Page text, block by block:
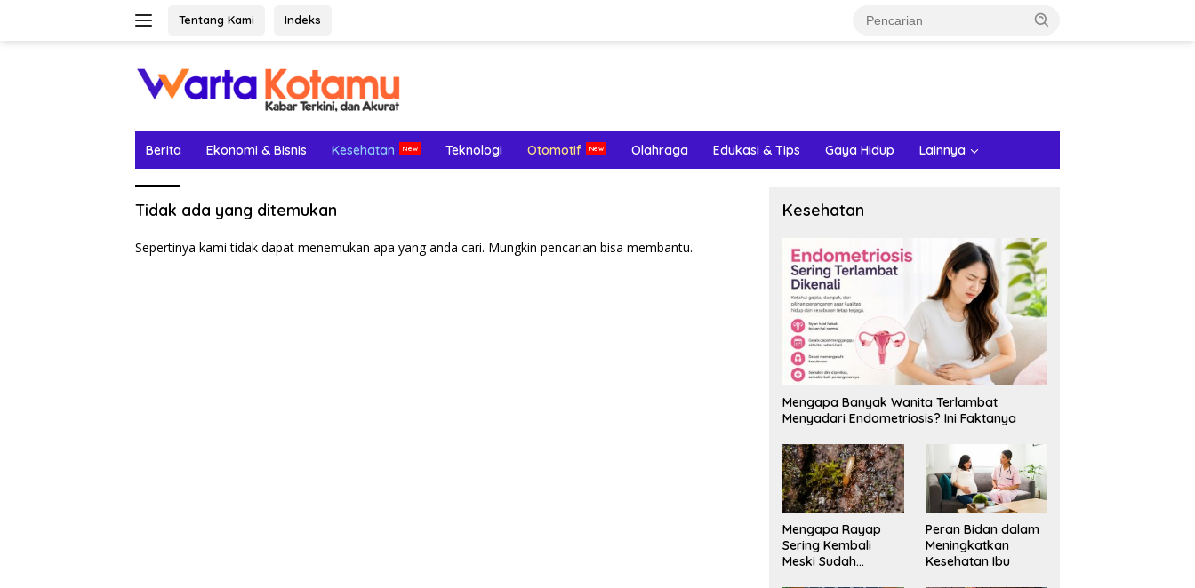
Tentang Kami Indeks
Berita Ekonomi & Bisnis Kesehatan Teknologi Otomotif Olahraga Edukasi & Tips Gaya Hidup Lainnya
Tidak ada yang ditemukan
Sepertinya kami tidak dapat menemukan apa yang anda cari. Mungkin pencarian bisa membantu.
Kesehatan
Mengapa Banyak Wanita Terlambat
Menyadari Endometriosis? Ini Faktanya
Mengapa Rayap
Sering Kembali
Meski Sudah
Peran Bidan dalam
Meningkatkan
Kesehatan Ibu